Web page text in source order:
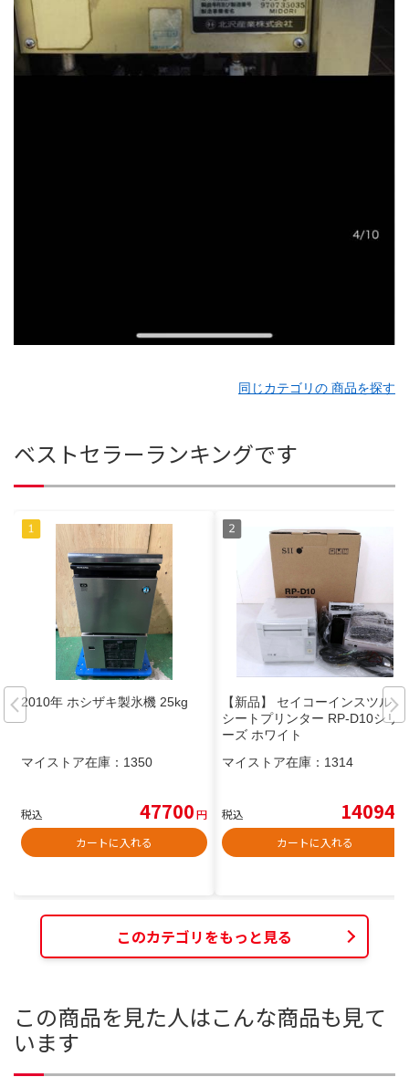
同じカテゴリの 商品を探す
ベストセラーランキングです
2010年 ホシザキ製氷機 25kg
マイストア在庫： 1350
税込 47700円
カートに入れる
【新品】 セイコーインスツル レ
シートプリンター RP-D10シリ
ーズ ホワイト
マイストア在庫： 1314
税込 14094
カートに入れる
このカテゴリをもっと見る
この商品を見た人はこんな商品も見て
います